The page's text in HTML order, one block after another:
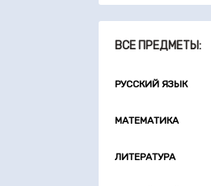
ВСЕ ПРЕДМЕТЫ:
РУССКИЙ ЯЗЫК
МАТЕМАТИКА
ЛИТЕРАТУРА